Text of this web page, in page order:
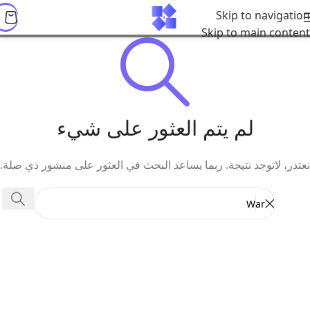
Skip to navigation
Skip to main content
لم يتم العثور على شيء
نعتذر، لاتوجد نتيجة. ربما يساعد البحث في العثور على منشور ذي صلة.